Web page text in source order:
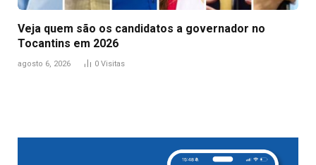
Veja quem são os candidatos a governador no
Tocantins em 2026
agosto 6, 2026 0 Visitas